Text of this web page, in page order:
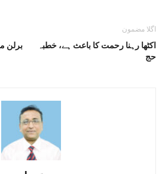
اگلا مضمون
اکٹھا رہنا رحمت کا باعث ہے، خطبہ
حج